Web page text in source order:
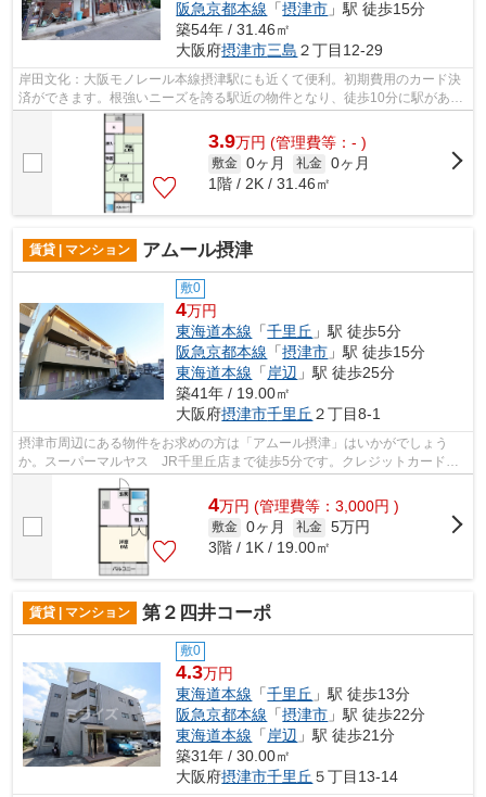
阪急京都本線 「摂津市 」駅 徒歩15分
築54年 / 31.46㎡
大阪府摂津市三島 ２丁目12-29
岸田文化：大阪モノレール本線摂津駅にも近くて便利。初期費用のカード決
済ができます。根強いニーズを誇る駅近の物件となり、徒歩10分に駅があり
ます。こちらの物件はアパートです。...
3.9万円 (管理費等：- )
敷金 0ヶ月 礼金 0ヶ月
1階 / 2K / 31.46㎡
賃貸 | マンション アムール摂津
敷0
4万円
東海道本線 「千里丘 」駅 徒歩5分
阪急京都本線 「摂津市 」駅 徒歩15分
東海道本線 「岸辺 」駅 徒歩25分
築41年 / 19.00㎡
大阪府摂津市千里丘 ２丁目8-1
摂津市周辺にある物件をお求めの方は「アムール摂津」はいかがでしょう
か。スーパーマルヤス JR千里丘店まで徒歩5分です。クレジットカードで
初期費用をお支払いいただける物件です。...
4万円 (管理費等：3,000円 )
敷金 0ヶ月 礼金 5万円
3階 / 1K / 19.00㎡
賃貸 | マンション 第２四井コーポ
敷0
4.3万円
東海道本線 「千里丘 」駅 徒歩13分
阪急京都本線 「摂津市 」駅 徒歩22分
東海道本線 「岸辺 」駅 徒歩21分
築31年 / 30.00㎡
大阪府摂津市千里丘 ５丁目13-14